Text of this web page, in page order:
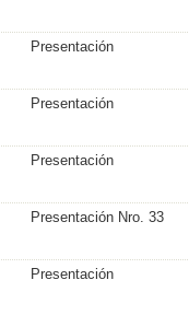
Presentación
Presentación
Presentación
Presentación Nro. 33
Presentación